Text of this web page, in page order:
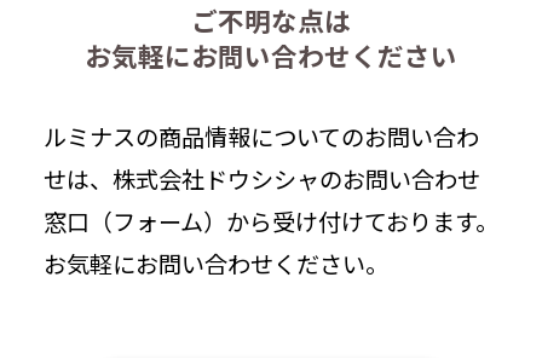
ご不明な点は
お気軽にお問い合わせください
ルミナスの商品情報についてのお問い合わ
せは、株式会社ドウシシャのお問い合わせ
窓口（フォーム）から受け付けております。
お気軽にお問い合わせください。